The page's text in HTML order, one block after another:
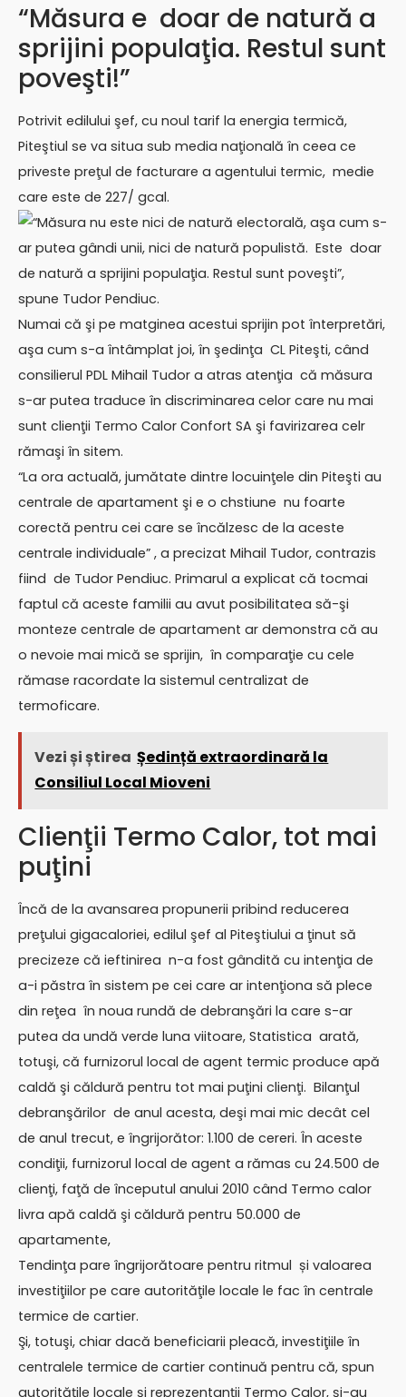
“Măsura e doar de natură a
sprijini populaţia. Restul sunt
poveşti!”
Potrivit edilului şef, cu noul tarif la energia termică,
Piteştiul se va situa sub media naţională în ceea ce
priveste preţul de facturare a agentului termic, medie
care este de 227/ gcal.
“Măsura nu este nici de natură electorală, aşa cum s-
ar putea gândi unii, nici de natură populistă. Este doar
de natură a sprijini populaţia. Restul sunt poveşti”,
spune Tudor Pendiuc.
Numai că şi pe matginea acestui sprijin pot înterpretări,
aşa cum s-a întâmplat joi, în şedinţa CL Piteşti, când
consilierul PDL Mihail Tudor a atras atenţia că măsura
s-ar putea traduce în discriminarea celor care nu mai
sunt clienţii Termo Calor Confort SA şi favirizarea celr
rămaşi în sitem.
“La ora actuală, jumătate dintre locuinţele din Piteşti au
centrale de apartament şi e o chstiune nu foarte
corectă pentru cei care se încălzesc de la aceste
centrale individuale” , a precizat Mihail Tudor, contrazis
fiind de Tudor Pendiuc. Primarul a explicat că tocmai
faptul că aceste familii au avut posibilitatea să-şi
monteze centrale de apartament ar demonstra că au
o nevoie mai mică se sprijin, în comparaţie cu cele
rămase racordate la sistemul centralizat de
termoficare.
Vezi și știrea Ședință extraordinară la
Consiliul Local Mioveni
Clienţii Termo Calor, tot mai
puţini
Încă de la avansarea propunerii pribind reducerea
preţului gigacaloriei, edilul şef al Piteştiului a ţinut să
precizeze că ieftinirea n-a fost gândită cu intenţia de
a-i păstra în sistem pe cei care ar intenţiona să plece
din reţea în noua rundă de debranşări la care s-ar
putea da undă verde luna viitoare, Statistica arată,
totuşi, că furnizorul local de agent termic produce apă
caldă şi căldură pentru tot mai puţini clienţi. Bilanţul
debranşărilor de anul acesta, deşi mai mic decât cel
de anul trecut, e îngrijorător: 1.100 de cereri. În aceste
condiţii, furnizorul local de agent a rămas cu 24.500 de
clienţi, faţă de începutul anului 2010 când Termo calor
livra apă caldă şi căldură pentru 50.000 de
apartamente,
Tendinţa pare îngrijorătoare pentru ritmul și valoarea
investiţiilor pe care autorităţile locale le fac în centrale
termice de cartier.
Şi, totuşi, chiar dacă beneficiarii pleacă, investiţiile în
centralele termice de cartier continuă pentru că, spun
autorităţile locale şi reprezentanţii Termo Calor, şi-au